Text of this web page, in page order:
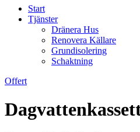
Start
Tjänster
Dränera Hus
Renovera Källare
Grundisolering
Schaktning
Offert